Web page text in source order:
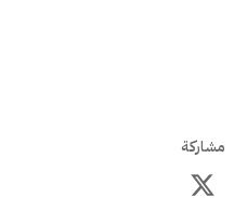
مشاركة